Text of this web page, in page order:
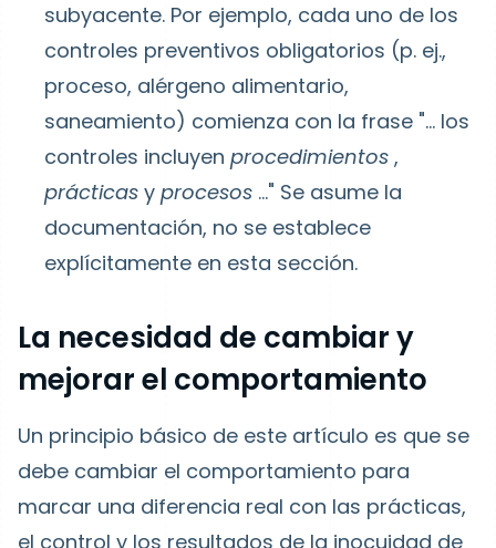
subyacente. Por ejemplo, cada uno de los
controles preventivos obligatorios (p. ej.,
proceso, alérgeno alimentario,
saneamiento) comienza con la frase "... los
controles incluyen procedimientos ,
prácticas y procesos ..." Se asume la
documentación, no se establece
explícitamente en esta sección.
La necesidad de cambiar y
mejorar el comportamiento
Un principio básico de este artículo es que se
debe cambiar el comportamiento para
marcar una diferencia real con las prácticas,
el control y los resultados de la inocuidad de